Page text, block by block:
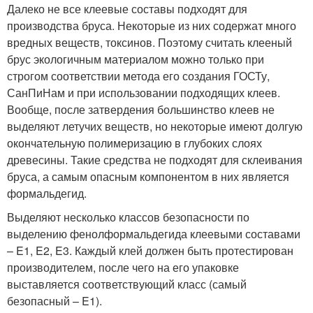
Далеко не все клеевые составы подходят для
производства бруса. Некоторые из них содержат много
вредных веществ, токсинов. Поэтому считать клееный
брус экологичным материалом можно только при
строгом соответствии метода его создания ГОСТу,
СанПиНам и при использовании подходящих клеев.
Вообще, после затвердения большинство клеев не
выделяют летучих веществ, но некоторые имеют долгую
окончательную полимеризацию в глубоких слоях
древесины. Такие средства не подходят для склеивания
бруса, а самым опасным компонентом в них является
формальдегид.
Выделяют несколько классов безопасности по
выделению фенолформальдегида клеевыми составами
– E1, E2, E3. Каждый клей должен быть протестирован
производителем, после чего на его упаковке
выставляется соответствующий класс (самый
безопасный – E1).